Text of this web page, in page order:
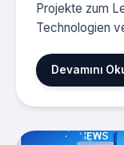
Projekte zum
Technologien
Devamını